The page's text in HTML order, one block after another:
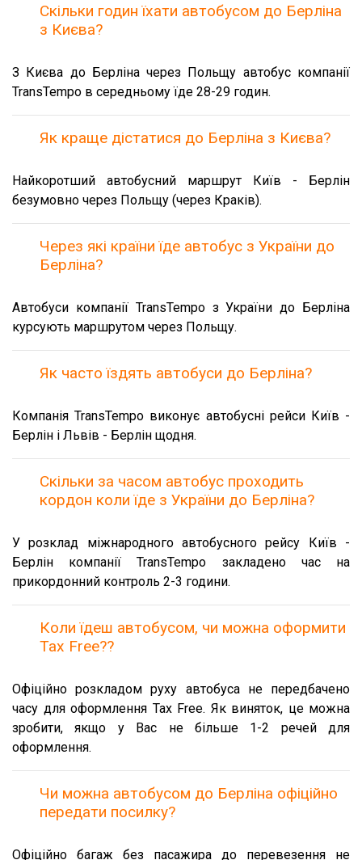
Скільки годин їхати автобусом до Берліна
з Києва?
З Києва до Берліна через Польщу автобус компанії
TransTempo в середньому їде 28-29 годин.
Як краще дістатися до Берліна з Києва?
Найкоротший автобусний маршрут Київ - Берлін
безумовно через Польщу (через Краків).
Через які країни їде автобус з України до
Берліна?
Автобуси компанії TransTempo з України до Берліна
курсують маршрутом через Польщу.
Як часто їздять автобуси до Берліна?
Компанія TransTempo виконує автобусні рейси Київ -
Берлін і Львів - Берлін щодня.
Скільки за часом автобус проходить
кордон коли їде з України до Берліна?
У розклад міжнародного автобусного рейсу Київ -
Берлін компанії TransTempo закладено час на
прикордонний контроль 2-3 години.
Коли їдеш автобусом, чи можна оформити
Tax Free??
Офіційно розкладом руху автобуса не передбачено
часу для оформлення Tax Free. Як виняток, це можна
зробити, якщо у Вас не більше 1-2 речей для
оформлення.
Чи можна автобусом до Берліна офіційно
передати посилку?
Офіційно багаж без пасажира до перевезення не